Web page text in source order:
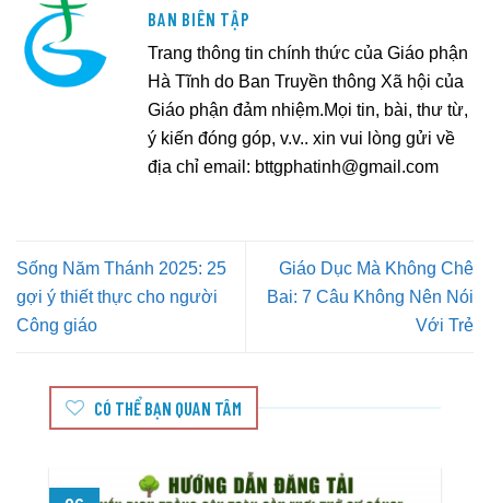
BAN BIÊN TẬP
Trang thông tin chính thức của Giáo phận
Hà Tĩnh do Ban Truyền thông Xã hội của
Giáo phận đảm nhiệm.Mọi tin, bài, thư từ,
ý kiến đóng góp, v.v.. xin vui lòng gửi về
địa chỉ email: bttgphatinh@gmail.com
Sống Năm Thánh 2025: 25
gợi ý thiết thực cho người
Công giáo
Giáo Dục Mà Không Chê
Bai: 7 Câu Không Nên Nói
Với Trẻ
CÓ THỂ BẠN QUAN TÂM